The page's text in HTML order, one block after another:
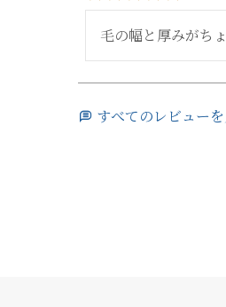
毛の幅と厚みがち
すべてのレビュー